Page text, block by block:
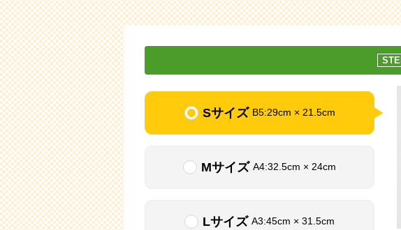
Sサイズ B5:29cm × 21.5cm
Mサイズ A4:32.5cm × 24cm
Lサイズ A3:45cm × 31.5cm